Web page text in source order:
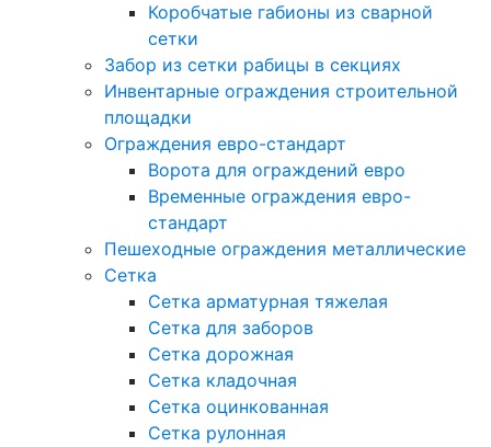
Коробчатые габионы из сварной
сетки
Забор из сетки рабицы в секциях
Инвентарные ограждения строительной
площадки
Ограждения евро-стандарт
Ворота для ограждений евро
Временные ограждения евро-
стандарт
Пешеходные ограждения металлические
Сетка
Сетка арматурная тяжелая
Сетка для заборов
Сетка дорожная
Сетка кладочная
Сетка оцинкованная
Сетка рулонная